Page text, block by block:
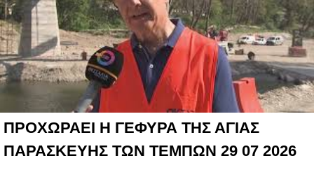
ΠΡΟΧΩΡΑΕΙ Η ΓΕΦΥΡΑ ΤΗΣ ΑΓΙΑΣ
ΠΑΡΑΣΚΕΥΗΣ ΤΩΝ ΤΕΜΠΩΝ 29 07 2026